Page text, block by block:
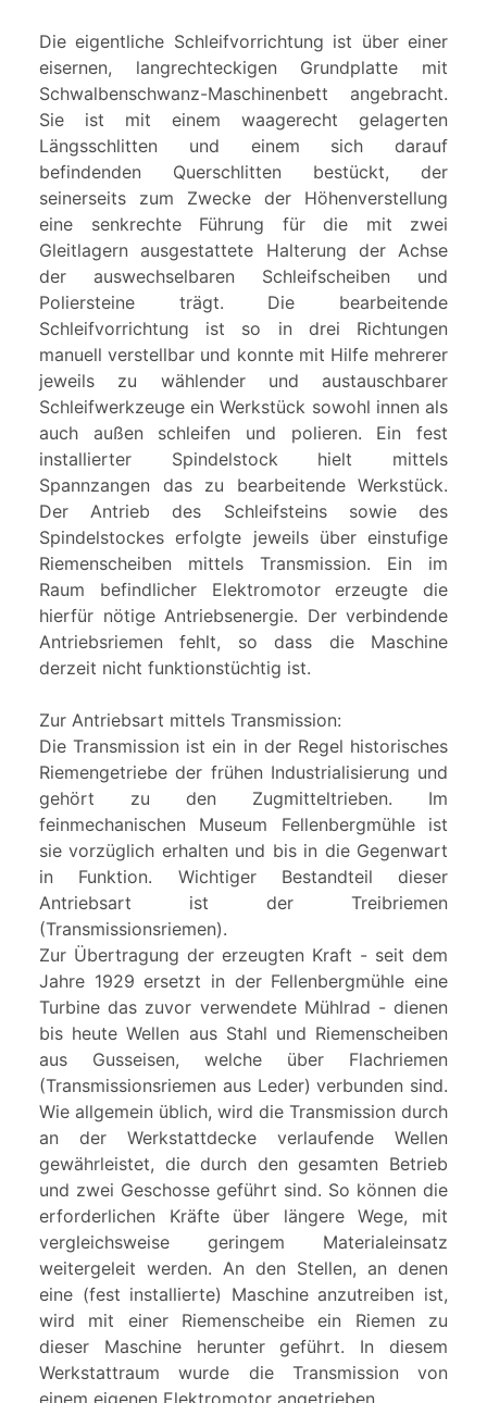
Die eigentliche Schleifvorrichtung ist über einer
eisernen, langrechteckigen Grundplatte mit
Schwalbenschwanz-Maschinenbett angebracht.
Sie ist mit einem waagerecht gelagerten
Längsschlitten und einem sich darauf
befindenden Querschlitten bestückt, der
seinerseits zum Zwecke der Höhenverstellung
eine senkrechte Führung für die mit zwei
Gleitlagern ausgestattete Halterung der Achse
der auswechselbaren Schleifscheiben und
Poliersteine trägt. Die bearbeitende
Schleifvorrichtung ist so in drei Richtungen
manuell verstellbar und konnte mit Hilfe mehrerer
jeweils zu wählender und austauschbarer
Schleifwerkzeuge ein Werkstück sowohl innen als
auch außen schleifen und polieren. Ein fest
installierter Spindelstock hielt mittels
Spannzangen das zu bearbeitende Werkstück.
Der Antrieb des Schleifsteins sowie des
Spindelstockes erfolgte jeweils über einstufige
Riemenscheiben mittels Transmission. Ein im
Raum befindlicher Elektromotor erzeugte die
hierfür nötige Antriebsenergie. Der verbindende
Antriebsriemen fehlt, so dass die Maschine
derzeit nicht funktionstüchtig ist.
Zur Antriebsart mittels Transmission:
Die Transmission ist ein in der Regel historisches
Riemengetriebe der frühen Industrialisierung und
gehört zu den Zugmitteltrieben. Im
feinmechanischen Museum Fellenbergmühle ist
sie vorzüglich erhalten und bis in die Gegenwart
in Funktion. Wichtiger Bestandteil dieser
Antriebsart ist der Treibriemen
(Transmissionsriemen).
Zur Übertragung der erzeugten Kraft - seit dem
Jahre 1929 ersetzt in der Fellenbergmühle eine
Turbine das zuvor verwendete Mühlrad - dienen
bis heute Wellen aus Stahl und Riemenscheiben
aus Gusseisen, welche über Flachriemen
(Transmissionsriemen aus Leder) verbunden sind.
Wie allgemein üblich, wird die Transmission durch
an der Werkstattdecke verlaufende Wellen
gewährleistet, die durch den gesamten Betrieb
und zwei Geschosse geführt sind. So können die
erforderlichen Kräfte über längere Wege, mit
vergleichsweise geringem Materialeinsatz
weitergeleit werden. An den Stellen, an denen
eine (fest installierte) Maschine anzutreiben ist,
wird mit einer Riemenscheibe ein Riemen zu
dieser Maschine herunter geführt. In diesem
Werkstattraum wurde die Transmission von